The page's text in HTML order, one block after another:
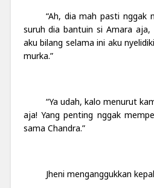
“Ah, dia mah pasti nggak
suruh dia bantuin si Amara aja,
aku bilang selama ini aku
murka.”
“Ya udah, kalo menurut
aja! Yang penting nggak
sama Chandra.”
Jheni menganggukkan